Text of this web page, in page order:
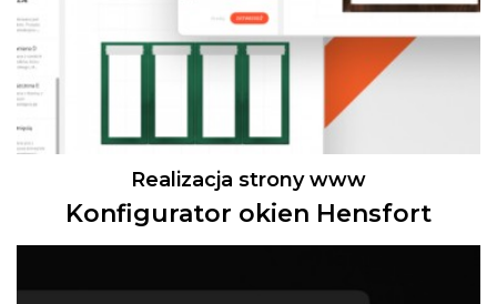
Realizacja strony www
Konfigurator okien Hensfort